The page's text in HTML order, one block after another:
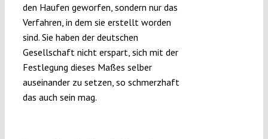
den Haufen geworfen, sondern nur das
Verfahren, in dem sie erstellt worden
sind. Sie haben der deutschen
Gesellschaft nicht erspart, sich mit der
Festlegung dieses Maßes selber
auseinander zu setzen, so schmerzhaft
das auch sein mag.